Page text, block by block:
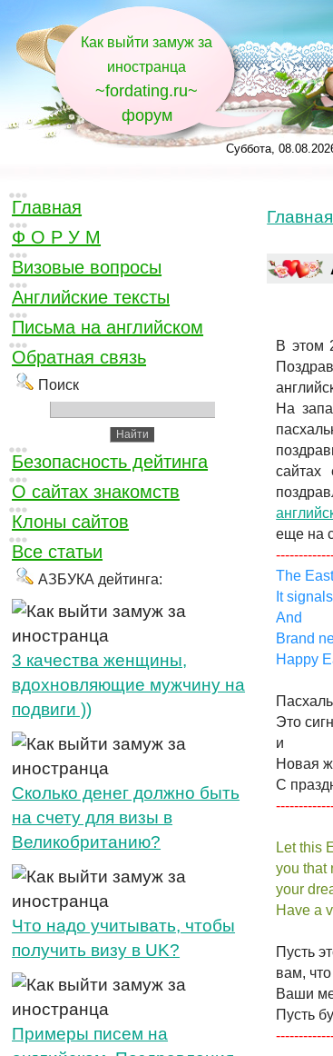
Как выйти замуж за
иностранца
~fordating.ru~
форум
Суббота,
Главная
Ф О Р У М
Визовые вопросы
Английские тексты
Письма на английском
Обратная связь
Поиск
Безопасность дейтинга
О сайтах знакомств
Клоны сайтов
Все статьи
АЗБУКА дейтинга:
3 качества женщины,
вдохновляющие мужчину на
подвиги ))
Cколько денег должно быть
на счету для визы в
Великобританию?
Что надо учитывать, чтобы
получить визу в UK?
Примеры писем на
Главная
В этом
На
еще на
The
It
And
Brand
Happy
Это
и
Новая
С
Let this
you that
your
Have a
Пусть
вам,
Ваши
Пусть